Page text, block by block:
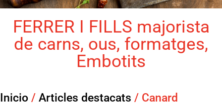
FERRER I FILLS majorista
de carns, ous, formatges,
Embotits
Inicio / Articles destacats / Canard